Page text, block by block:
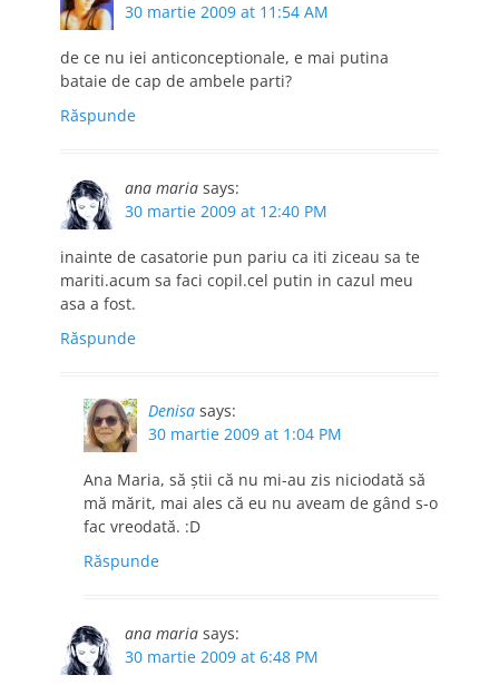
30 martie 2009 at 11:54 AM
de ce nu iei anticonceptionale, e mai putina
bataie de cap de ambele parti?
Răspunde
ana maria says:
30 martie 2009 at 12:40 PM
inainte de casatorie pun pariu ca iti ziceau sa te
mariti.acum sa faci copil.cel putin in cazul meu
asa a fost.
Răspunde
Denisa says:
30 martie 2009 at 1:04 PM
Ana Maria, să ştii că nu mi-au zis niciodată să
mă mărit, mai ales că eu nu aveam de gând s-o
fac vreodată. :D
Răspunde
ana maria says:
30 martie 2009 at 6:48 PM